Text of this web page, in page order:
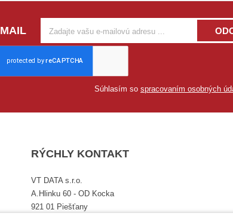
Súhlasím so spracovaním osobných
RÝCHLY KONTAKT
VT DATA s.r.o.
A.Hlinku 60 - OD Kocka
921 01 Piešťany